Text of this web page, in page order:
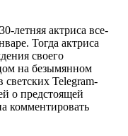
летняя актриса все-
Тогда актриса
своего
на безымянном
светских Telegram-
о предстоящей
комментировать